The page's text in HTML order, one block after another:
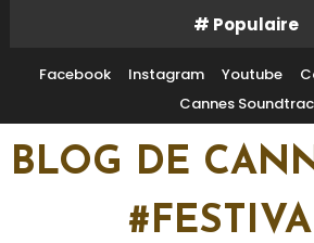
Content
# Populaire
Facebook Instagram Youtube
Cannes
BLOG DE